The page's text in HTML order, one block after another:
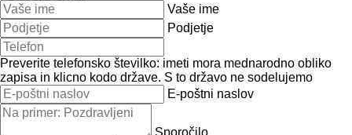
Vaše ime
Podjetje
Preverite telefonsko številko: imeti mora mednarodno obliko
zapisa in klicno kodo države. S to državo ne sodelujemo
E-poštni naslov
Sporočilo